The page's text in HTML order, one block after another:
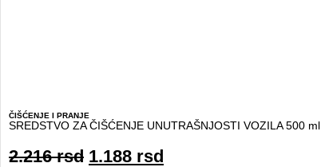
ČIŠĆENJE I PRANJE
SREDSTVO ZA ČIŠĆENJE UNUTRAŠNJOSTI VOZILA 500 ml
2.216rsd 1.188 rsd